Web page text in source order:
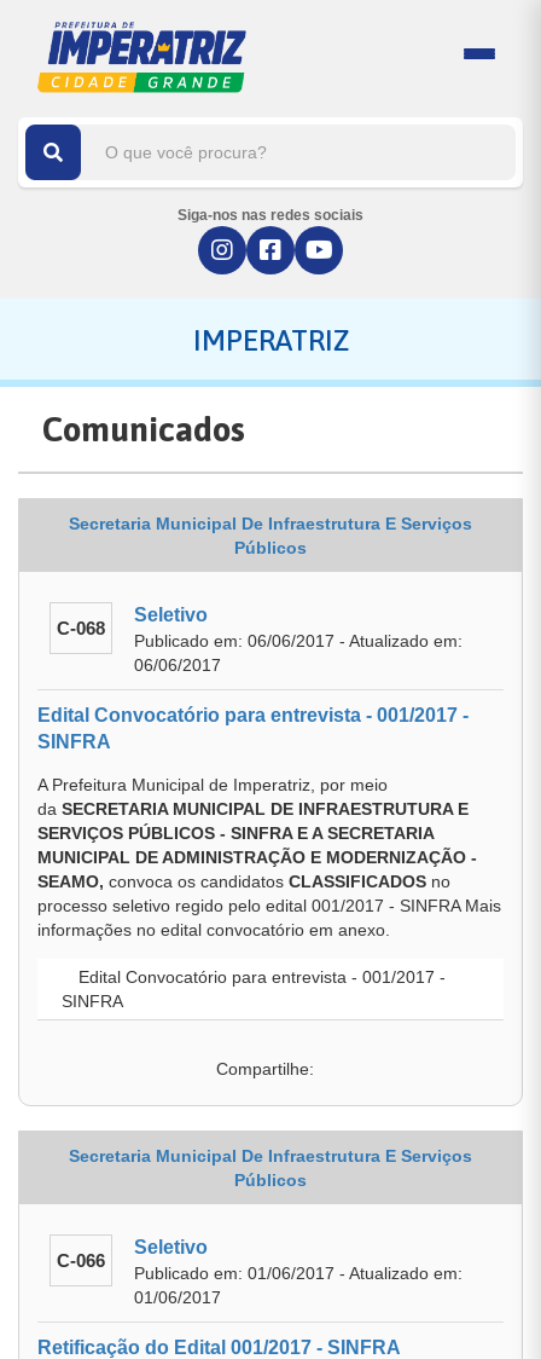
Siga-nos nas redes sociais
IMPERATRIZ
Comunicados
Secretaria Municipal De Infraestrutura E Serviços
Públicos
C-068
Seletivo
Publicado em: 06/06/2017 - Atualizado em:
06/06/2017
Edital Convocatório para entrevista - 001/2017 -
SINFRA
A Prefeitura Municipal de Imperatriz, por meio
da SECRETARIA MUNICIPAL DE INFRAESTRUTURA E
SERVIÇOS PÚBLICOS - SINFRA E A SECRETARIA
MUNICIPAL DE ADMINISTRAÇÃO E MODERNIZAÇÃO -
SEAMO, convoca os candidatos CLASSIFICADOS no
processo seletivo regido pelo edital 001/2017 - SINFRA Mais
informações no edital convocatório em anexo.
Edital Convocatório para entrevista - 001/2017 -
SINFRA
Compartilhe:
Secretaria Municipal De Infraestrutura E Serviços
Públicos
C-066
Seletivo
Publicado em: 01/06/2017 - Atualizado em:
01/06/2017
Retificação do Edital 001/2017 - SINFRA